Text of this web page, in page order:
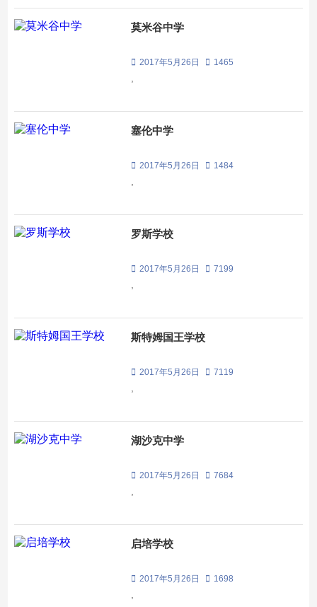
莫米谷中学
2017年5月26日 1465
塞伦中学
2017年5月26日 1484
罗斯学校
2017年5月26日 7199
斯特姆国王学校
2017年5月26日 7119
湖沙克中学
2017年5月26日 7684
启培学校
2017年5月26日 1698